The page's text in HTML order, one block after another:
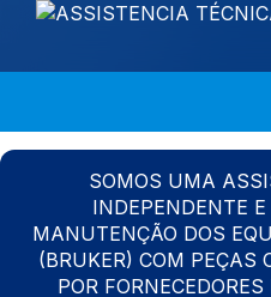
SOMOS UMA
INDEPENDENTE
MANUTENÇÃO DOS
(BRUKER) COM PEÇAS
POR